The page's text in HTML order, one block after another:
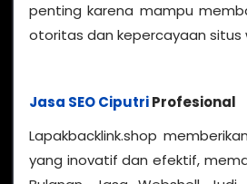
penting karena mampu
otoritas dan kepercayaan situs
Jasa SEO CiputriProfesional
Lapakbacklink.shop
yang inovatif dan efektif,